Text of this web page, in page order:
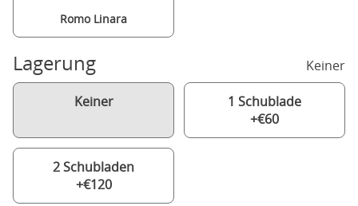
Romo Linara
Lagerung Keiner
Keiner
1 Schublade
+€60
2 Schubladen
+€120